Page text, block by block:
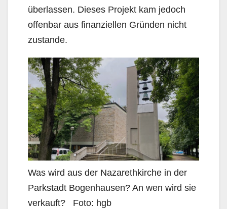
überlassen. Dieses Projekt kam jedoch
offenbar aus finanziellen Gründen nicht
zustande.
Was wird aus der Nazarethkirche in der
Parkstadt Bogenhausen? An wen wird sie
verkauft? Foto: hgb